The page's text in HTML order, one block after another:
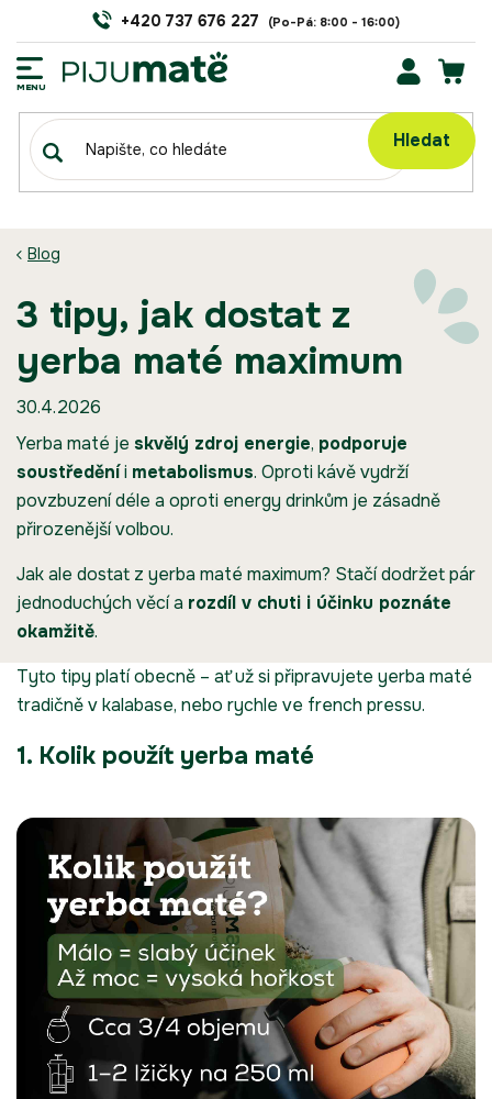
Hledat
+420 737 676 227
Blog
3 tipy, jak dostat z
yerba maté maximum
30.4.2026
Yerba maté je skvělý zdroj energie, podporuje
soustředěníi metabolismus. Oproti kávě vydrží
povzbuzení déle a oproti energy drinkům je zásadně
přirozenější volbou.
Jak ale dostat z yerba maté maximum? Stačí dodržet pár
jednoduchých věcí a rozdíl v chuti i účinku poznáte
okamžitě.
Tyto tipy platí obecně – ať už si připravujete yerba maté
tradičně v kalabase, nebo rychle ve french pressu.
1. Kolik použít yerba maté